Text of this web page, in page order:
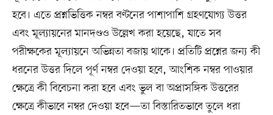
হবে। এতে প্রশ্নভিত্তিক নম্বর বণ্টনের পাশাপাশি গ্রহণযোগ্য উত্তর
এবং মূল্যায়নের মানদণ্ডও উল্লেখ করা হয়েছে, যাতে সব
পরীক্ষকের মূল্যায়নে অভিন্নতা বজায় থাকে। প্রতিটি প্রশ্নের জন্য কী
ধরনের উত্তর দিলে পূর্ণ নম্বর দেওয়া হবে, আংশিক নম্বর পাওয়ার
ক্ষেত্রে কী বিবেচনা করা হবে এবং ভুল বা অপ্রাসঙ্গিক উত্তরের
ক্ষেত্রে কীভাবে নম্বর দেওয়া হবে—তা বিস্তারিতভাবে তুলে ধরা